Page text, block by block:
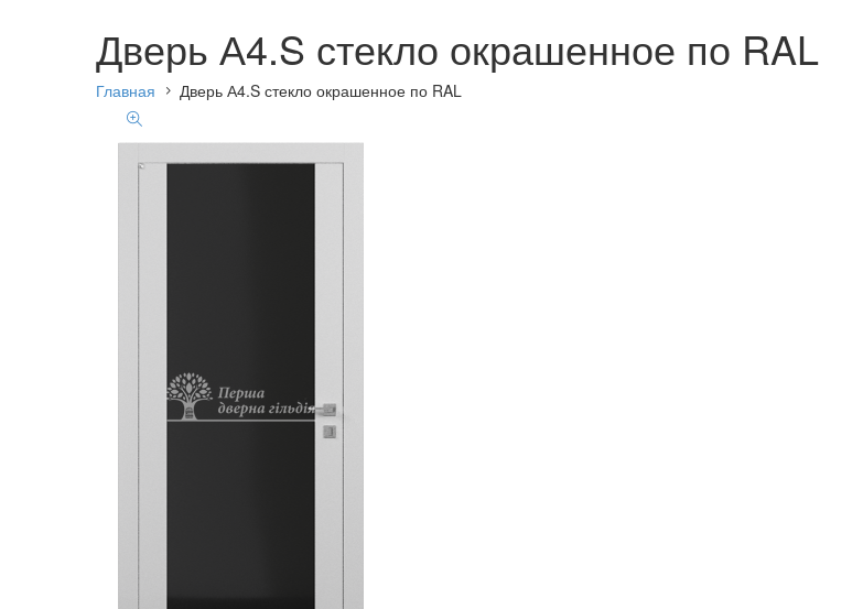
Дверь А4.S стекло окрашенное по RAL
Главная Дверь А4.S стекло окрашенное по RAL